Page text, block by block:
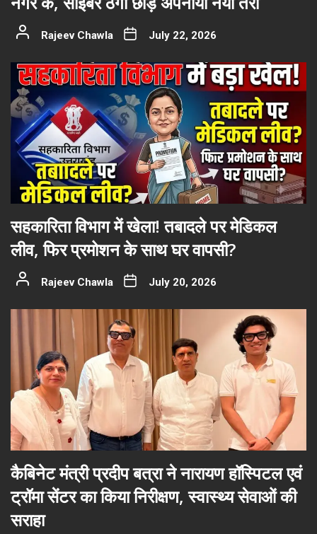
Rajeev Chawla July 22, 2026
सहकारिता विभाग में खेला! तबादले पर मेडिकल
लीव, फिर प्रमोशन के साथ घर वापसी?
Rajeev Chawla July 20, 2026
कैबिनेट मंत्री प्रदीप बत्रा ने नारायण हॉस्पिटल एवं
ट्रॉमा सेंटर का किया निरीक्षण, स्वास्थ्य सेवाओं की
सराहा